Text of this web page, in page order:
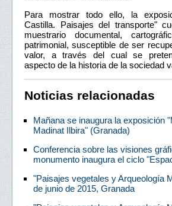
Para mostrar todo ello, la
Castilla. Paisajes del transporte"
muestrario documental,
patrimonial, susceptible de ser
valor, a través del cual se
aspecto de la historia de la sociedad
Noticias relacionadas
Mañana se inaugura la exposición
Madinat Ilbira" (Granada)
Conferencia sobre las visiones
monumento inaugura el ciclo
"Paisajes vegetales y Arqueología
de junio de 2015, Granada